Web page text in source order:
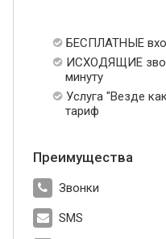
БЕСПЛАТНЫЕ
ИСХОДЯЩИЕ
минуту
Услуга "Везде
тариф
Преимущества
Звонки
SMS